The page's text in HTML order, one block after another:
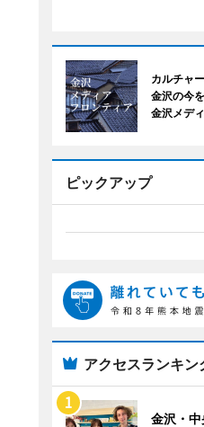
カルチャ
金沢の今を
金沢メデ
ピックアップ
アクセスランキン
金沢・